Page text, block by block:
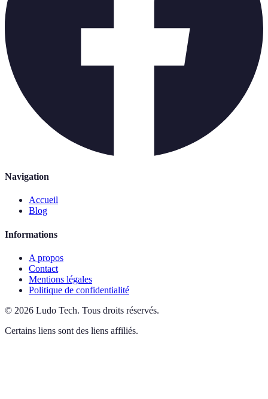
Navigation
Accueil
Blog
Informations
A propos
Contact
Mentions légales
Politique de confidentialité
© 2026 Ludo Tech. Tous droits réservés.
Certains liens sont des liens affiliés.